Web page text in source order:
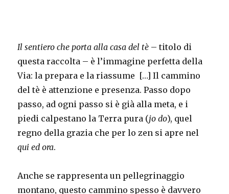
Il sentiero che porta alla casa del tè – titolo di
questa raccolta – è l’immagine perfetta della
Via: la prepara e la riassume […] Il cammino
del tè è attenzione e presenza. Passo dopo
passo, ad ogni passo si è già alla meta, e i
piedi calpestano la Terra pura (jo do), quel
regno della grazia che per lo zen si apre nel
qui ed ora.
Anche se rappresenta un pellegrinaggio
montano, questo cammino spesso è davvero